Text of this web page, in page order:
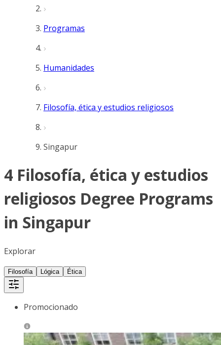
Programas
Humanidades
Filosofía, ética y estudios religiosos
Singapur
4 Filosofía, ética y estudios
religiosos Degree Programs
in Singapur
Explorar
Filosofía Lógica Ética
Promocionado